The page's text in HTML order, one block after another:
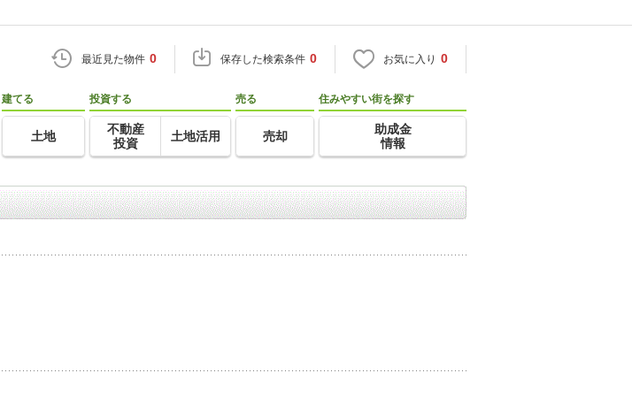
最近見た物件 0 保存した検索条件 0 お気に入り 0
建てる
土地
投資する
不動産
投資
土地活用
売る
売却
住みやすい街を探す
助成金
情報